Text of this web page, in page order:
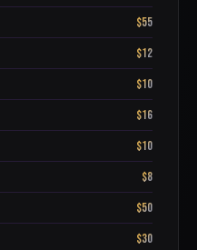
$55
$12
$10
$16
$10
$8
$50
$30